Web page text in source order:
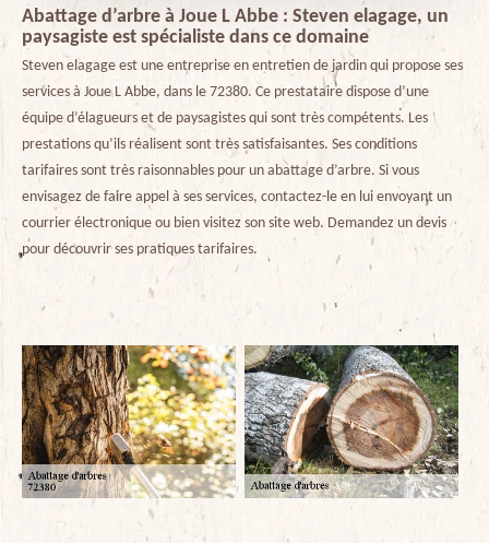
Abattage d’arbre à Joue L Abbe : Steven elagage, un
paysagiste est spécialiste dans ce domaine
Steven elagage est une entreprise en entretien de jardin qui propose ses
services à Joue L Abbe, dans le 72380. Ce prestataire dispose d’une
équipe d’élagueurs et de paysagistes qui sont très compétents. Les
prestations qu’ils réalisent sont très satisfaisantes. Ses conditions
tarifaires sont très raisonnables pour un abattage d’arbre. Si vous
envisagez de faire appel à ses services, contactez-le en lui envoyant un
courrier électronique ou bien visitez son site web. Demandez un devis
pour découvrir ses pratiques tarifaires.